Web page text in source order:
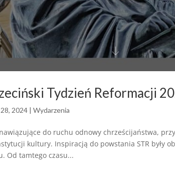
Tydzień Reformacji
2024 |Wydarzenia
nawiązujące do ruchu odnowy chrześcijaństwa,
kultury. Inspiracją do powstania STR były
Od tamtego czasu...